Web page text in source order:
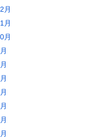
月
月
月